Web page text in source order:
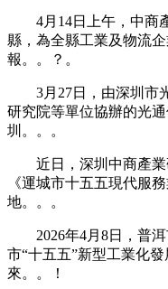
4月14日上午，中商產
縣，為全縣工業及物流
報。。？。
3月27日，由深圳市光
研究院等單位協辦的光
圳。。。
近日，深圳中商產業
《運城市十五五現代服
地。。。
2026年4月8日，普洱
市“十五五”新型工業化
來。。！